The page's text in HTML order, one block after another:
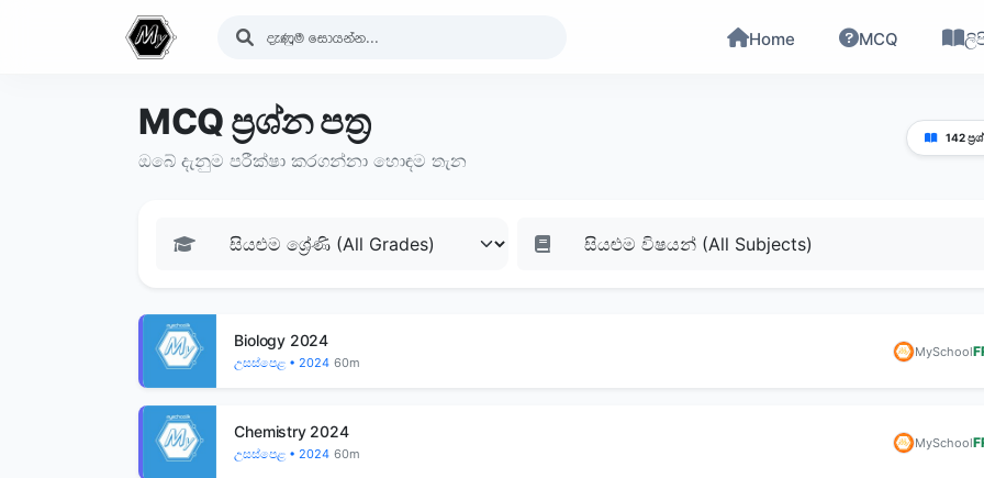
Home MCQ
MCQ ප්‍රශ්න පත්‍ර
ඔබේ දැනුම පරීක්ෂා කරගන්නා හොඳම තැන
142
Biology 2024
උසස්පෙළ • 2024 60m
MySchool
Chemistry 2024
උසස්පෙළ • 2024 60m
MySchool